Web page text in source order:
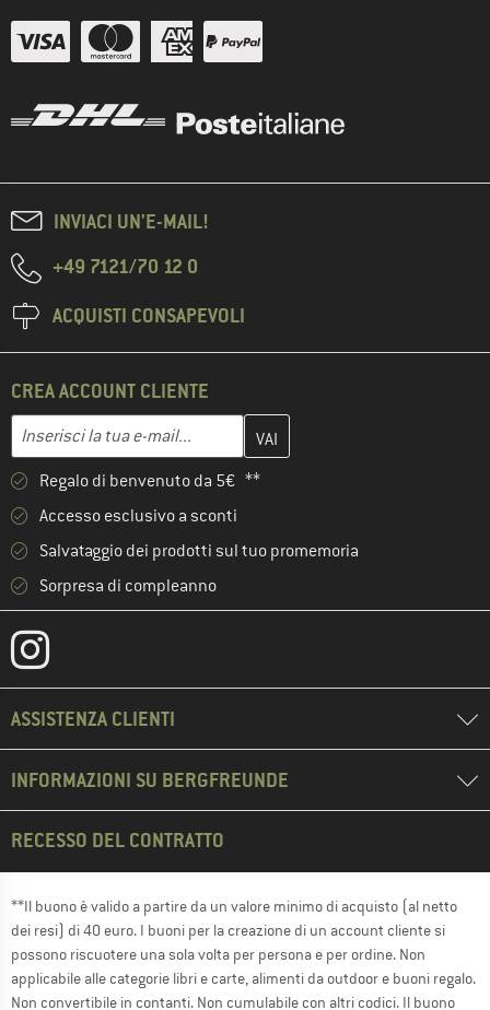
INVIACI UN'E-MAIL!
+49 7121/70 12 0
ACQUISTI CONSAPEVOLI
CREA ACCOUNT CLIENTE
Indirizzo e-mail
Inserisci qui il tuo indirizzo e-mail e crea il tuo account cliente
Regalo di benvenuto da 5€ **
Accesso esclusivo a sconti
Salvataggio dei prodotti sul tuo promemoria
Sorpresa di compleanno
ASSISTENZA CLIENTI
INFORMAZIONI SU BERGFREUNDE
RECESSO DEL CONTRATTO
**Il buono è valido a partire da un valore minimo di acquisto (al netto
dei resi) di 40 euro. I buoni per la creazione di un account cliente si
possono riscuotere una sola volta per persona e per ordine. Non
applicabile alle categorie libri e carte, alimenti da outdoor e buoni regalo.
Non convertibile in contanti. Non cumulabile con altri codici. Il buono